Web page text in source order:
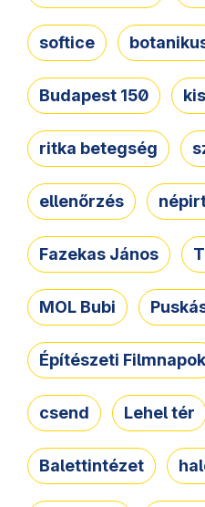
softice
Budapest 150
ritka betegség
ellenőrzés
Fazekas János
MOL Bubi
Építészeti Filmnapok
csend Lehel tér
Balettintézet